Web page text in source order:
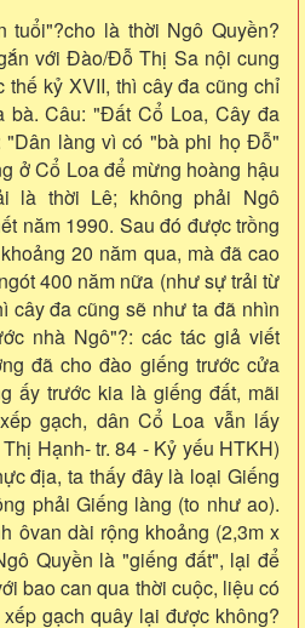
tuổi"?cho là thời Ngô Quyền?
với Đào/Đỗ Thị Sa nội cung
thế kỷ XVII, thì cây đa cũng chỉ
bà. Câu: "Đất Cổ Loa, Cây đa
"Dân làng vì có "bà phi họ Đỗ"
ở Cổ Loa để mừng hoàng hậu
là thời Lê; không phải Ngô
năm 1990. Sau đó được trồng
20 năm qua, mà đã cao
400 năm nữa (như sự trải từ
cây đa cũng sẽ như ta đã nhìn
nhà Ngô"?: các tác giả viết
đã cho đào giếng trước cửa
ấy trước kia là giếng đất, mãi
gạch, dân Cổ Loa vẫn lấy
Hạnh- tr. 84 - Kỷ yếu HTKH)
địa, ta thấy đây là loại Giếng
phải Giếng làng (to như ao).
ôvan dài rộng khoảng (2,3m x
Quyền là "giếng đất", lại để
bao can qua thời cuộc, liệu có
gạch quây lại được không?